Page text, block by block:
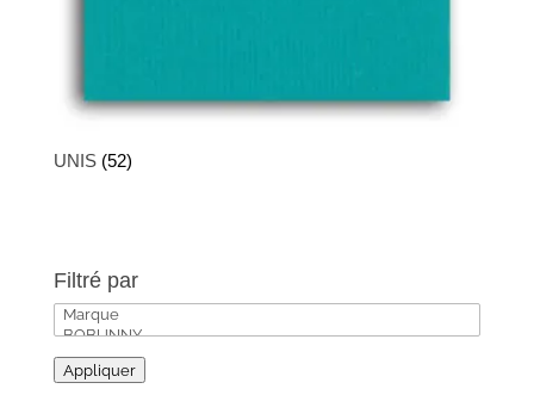
UNIS (52)
Filtré par
Appliquer